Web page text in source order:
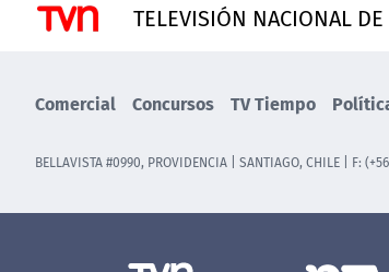
TELEVISIÓN NACIONAL
Comercial Concursos TV Tiempo
BELLAVISTA #0990, PROVIDENCIA | SANTIAGO, CHILE | F: